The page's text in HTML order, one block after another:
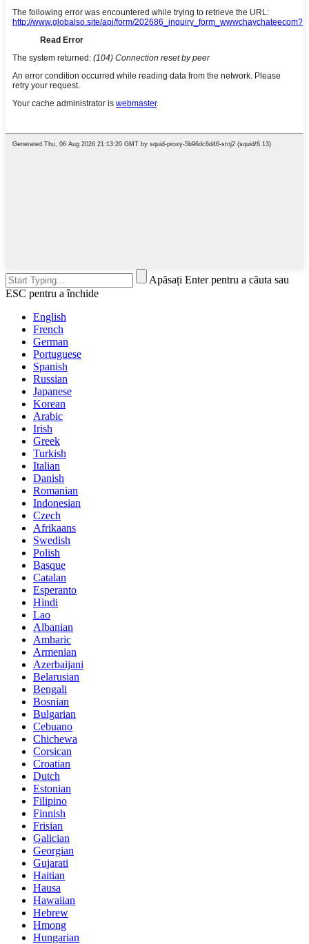
Apăsați Enter pentru a căuta sau
ESC pentru a închide
English
French
German
Portuguese
Spanish
Russian
Japanese
Korean
Arabic
Irish
Greek
Turkish
Italian
Danish
Romanian
Indonesian
Czech
Afrikaans
Swedish
Polish
Basque
Catalan
Esperanto
Hindi
Lao
Albanian
Amharic
Armenian
Azerbaijani
Belarusian
Bengali
Bosnian
Bulgarian
Cebuano
Chichewa
Corsican
Croatian
Dutch
Estonian
Filipino
Finnish
Frisian
Galician
Georgian
Gujarati
Haitian
Hausa
Hawaiian
Hebrew
Hmong
Hungarian